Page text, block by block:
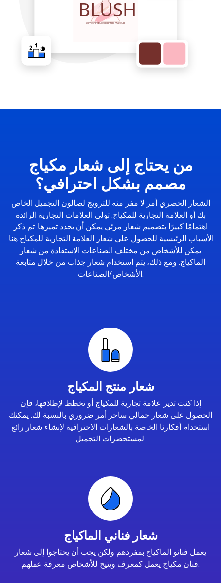
من يحتاج إلى شعار مكياج
مصمم بشكل احترافي؟
الشعار الحصري أمر لا مفر منه للترويج لصالون التجميل الخاص
بك أو العلامة التجارية للمكياج. تولي العلامات التجارية الرائدة
اهتمامًا كبيرًا بتصميم شعار مرئي يمكن أن يحدد تميزها. تم ذكر
الأسباب الرئيسية للحصول على شعار العلامة التجارية للمكياج هنا.
يمكن للأشخاص من مختلف الصناعات الاستفادة من شعار
الماكياج. ومع ذلك، يتم استخدام شعار جذاب من خلال متابعة
الأشخاص/الصناعات.
شعار منتج المكياج
إذا كنت تدير علامة تجارية للمكياج أو تخطط لإطلاقها، فإن
الحصول على شعار جمالي ساحر أمر ضروري بالنسبة لك. يمكنك
استخدام أفكارنا الخاصة بالشعارات الاحترافية لإنشاء شعار رائع
لمستحضرات التجميل.
شعار فناني الماكياج
يعمل فنانو الماكياج بمفردهم ولكن يجب أن يحتاجوا إلى شعار
فنان مكياج يعمل كمعرف ويتيح للأشخاص معرفة عملهم.